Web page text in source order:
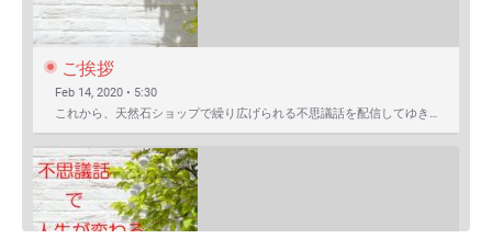
ご挨拶
Feb 14, 2020 • 5:30
これから、天然石ショップで繰り広げられる不思議話を配信してゆきます。 まずは自己紹介を含めたご挨拶か…